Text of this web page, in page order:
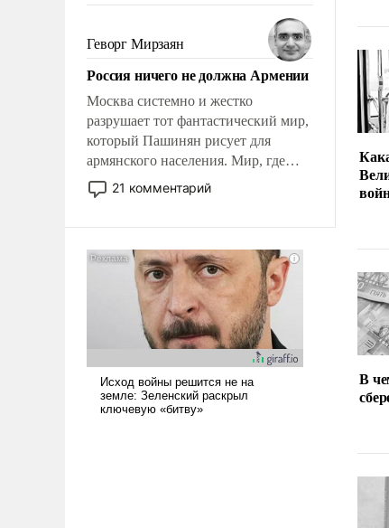
уязвимости США, например, перед
Китаем.
Геворг Мирзаян
Россия ничего не должна Армении
Москва системно и жестко
разрушает тот фантастический мир,
который Пашинян рисует для
армянского населения. Мир, где
политические прожекты будут
безусловно оплачиваться за счет
нужно отвечать.
21 комментарий
В